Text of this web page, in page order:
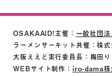
OSAKAAID!主催： 一般社団
ラーメンサーキット共催：株
大阪ええど実行委員長：梅田り
WEBサイト制作： iro-dama株